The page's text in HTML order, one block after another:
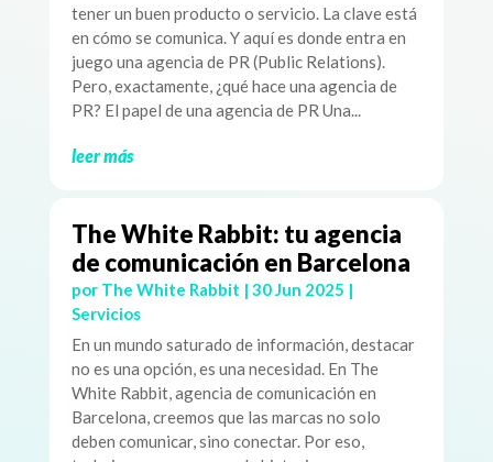
tener un buen producto o servicio. La clave está
en cómo se comunica. Y aquí es donde entra en
juego una agencia de PR (Public Relations).
Pero, exactamente, ¿qué hace una agencia de
PR? El papel de una agencia de PR Una...
leer más
The White Rabbit: tu agencia
de comunicación en Barcelona
por The White Rabbit | 30 Jun 2025 |
Servicios
En un mundo saturado de información, destacar
no es una opción, es una necesidad. En The
White Rabbit, agencia de comunicación en
Barcelona, creemos que las marcas no solo
deben comunicar, sino conectar. Por eso,